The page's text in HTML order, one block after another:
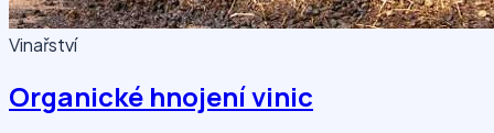
Vinařství
Organické hnojení vinic